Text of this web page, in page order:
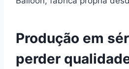
Produção em
perder